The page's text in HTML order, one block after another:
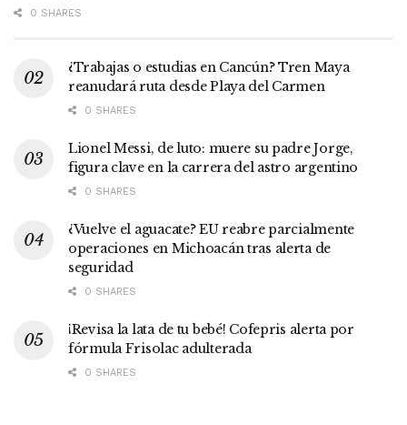
0 SHARES
¿Trabajas o estudias en Cancún? Tren Maya
reanudará ruta desde Playa del Carmen
0 SHARES
Lionel Messi, de luto: muere su padre Jorge,
figura clave en la carrera del astro argentino
0 SHARES
¿Vuelve el aguacate? EU reabre parcialmente
operaciones en Michoacán tras alerta de
seguridad
0 SHARES
¡Revisa la lata de tu bebé! Cofepris alerta por
fórmula Frisolac adulterada
0 SHARES